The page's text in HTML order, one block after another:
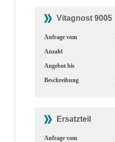
Vitagnost 9005
Anfrage vom
Anzahl
Angebot bis
Beschreibung
Ersatzteil
Anfrage vom